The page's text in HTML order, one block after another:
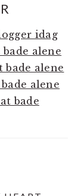
idag
alene
alene
alene
bade